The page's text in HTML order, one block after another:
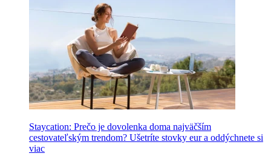
Staycation: Prečo je dovolenka doma najväčším
cestovateľským trendom? Ušetríte stovky eur a oddýchnete si
viac